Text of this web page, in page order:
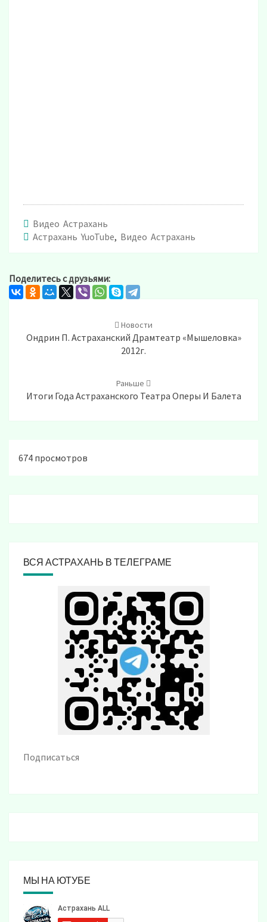
Видео Астрахань
Астрахань YuoTube, Видео Астрахань
Поделитесь с друзьями:
Новости
Ондрин П. Астраханский Драмтеатр «Мышеловка»
2012г.
Раньше
Итоги Года Астраханского Театра Оперы И Балета
674 просмотров
ВСЯ АСТРАХАНЬ В ТЕЛЕГРАМЕ
Подписаться
МЫ НА ЮТУБЕ